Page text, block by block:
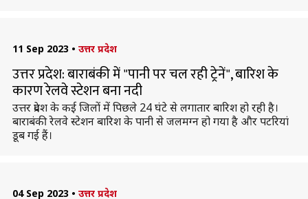
11 Sep 2023 • उत्तर प्रदेश
उत्तर प्रदेश: बाराबंकी में "पानी पर चल रही ट्रेनें", बारिश के
कारण रेलवे स्टेशन बना नदी
उत्तर प्रदेश के कई जिलों में पिछले 24 घंटे से लगातार बारिश हो रही है।
बाराबंकी रेलवे स्टेशन बारिश के पानी से जलमग्न हो गया है और पटरियां
डूब गई हैं।
04 Sep 2023 • उत्तर प्रदेश